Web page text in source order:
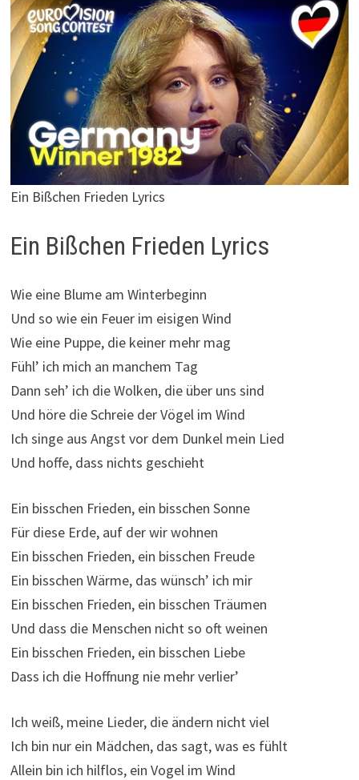
Ein Bißchen Frieden Lyrics
Ein Bißchen Frieden Lyrics
Wie eine Blume am Winterbeginn
Und so wie ein Feuer im eisigen Wind
Wie eine Puppe, die keiner mehr mag
Fühl’ ich mich an manchem Tag
Dann seh’ ich die Wolken, die über uns sind
Und höre die Schreie der Vögel im Wind
Ich singe aus Angst vor dem Dunkel mein Lied
Und hoffe, dass nichts geschieht
Ein bisschen Frieden, ein bisschen Sonne
Für diese Erde, auf der wir wohnen
Ein bisschen Frieden, ein bisschen Freude
Ein bisschen Wärme, das wünsch’ ich mir
Ein bisschen Frieden, ein bisschen Träumen
Und dass die Menschen nicht so oft weinen
Ein bisschen Frieden, ein bisschen Liebe
Dass ich die Hoffnung nie mehr verlier’
Ich weiß, meine Lieder, die ändern nicht viel
Ich bin nur ein Mädchen, das sagt, was es fühlt
Allein bin ich hilflos, ein Vogel im Wind